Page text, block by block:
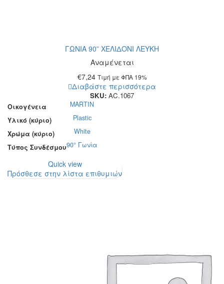
ΓΩΝΙΑ 90” XEΛΙΔΟΝΙ ΛΕΥΚΗ
Αναμένεται
€7,24 Τιμή με ΦΠΑ 19%
Διαβάστε περισσότερα
SKU: AC.1067
Οικογένεια
MARTIN
Υλικό (κύριο)
Plastic
Χρώμα (κύριο)
White
Τύπος Συνδέσμου90° Γωνία
Quick view
Πρόσθεσε στην λίστα επιθυμιών